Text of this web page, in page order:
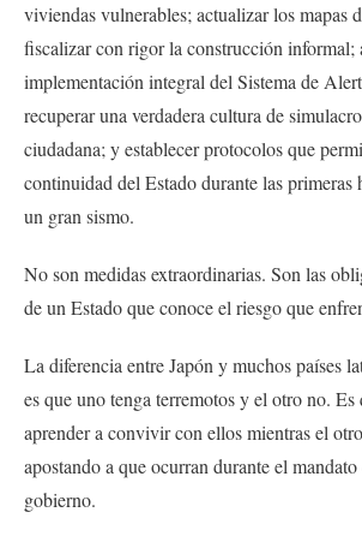
viviendas vulnerables; actualizar los mapas
fiscalizar con rigor la construcción informal;
implementación integral del Sistema de
recuperar una verdadera cultura de
ciudadana; y establecer protocolos que
continuidad del Estado durante las primeras
un gran sismo.
No son medidas extraordinarias. Son las
de un Estado que conoce el riesgo que
La diferencia entre Japón y muchos países
es que uno tenga terremotos y el otro no.
aprender a convivir con ellos mientras el
apostando a que ocurran durante el
gobierno.